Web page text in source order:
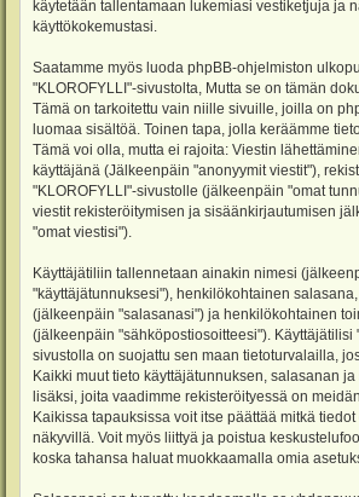
käytetään tallentamaan lukemiasi vestiketjuja ja
käyttökokemustasi.
Saatamme myös luoda phpBB-ohjelmiston
"KLOROFYLLI"-sivustolta, Mutta se on tämän
Tämä on tarkoitettu vain niille sivuille, joilla on
luomaa sisältöä. Toinen tapa, jolla keräämme
Tämä voi olla, mutta ei rajoita: Viestin
käyttäjänä (Jälkeenpäin "anonyymit viestit"),
"KLOROFYLLI"-sivustolle (jälkeenpäin "omat
viestit rekisteröitymisen ja sisäänkirjautumisen
"omat viestisi").
Käyttäjätiliin tallennetaan ainakin nimesi
"käyttäjätunnuksesi"), henkilökohtainen
(jälkeenpäin "salasanasi") ja henkilökohtainen
(jälkeenpäin "sähköpostiosoitteesi"). Käyttäjätilisi
sivustolla on suojattu sen maan tietoturvalailla,
Kaikki muut tieto käyttäjätunnuksen, salasanan
lisäksi, joita vaadimme rekisteröityessä on
Kaikissa tapauksissa voit itse päättää mitkä
näkyvillä. Voit myös liittyä ja poistua
koska tahansa haluat muokkaamalla omia